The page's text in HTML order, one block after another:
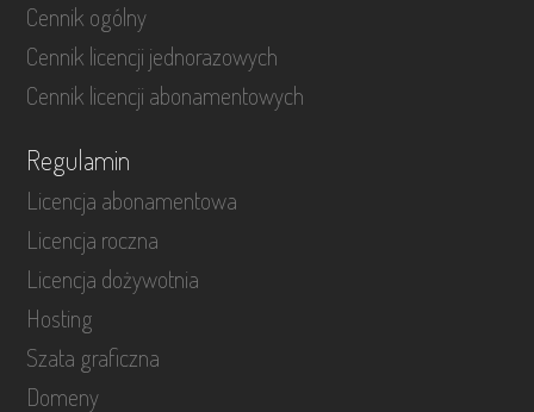
Cennik ogólny
Cennik licencji jednorazowych
Cennik licencji abonamentowych
Regulamin
Licencja abonamentowa
Licencja roczna
Licencja dożywotnia
Hosting
Szata graficzna
Domeny